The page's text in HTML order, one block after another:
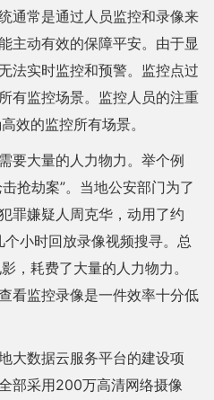
通常是通过人员监控和录像来
主动有效的保障平安。由于显
法实时监控和预警。监控点过
有监控场景。监控人员的注重
效的监控所有场景。
要大量的人力物力。举个例
抢劫案”。当地公安部门为了
罪嫌疑人周克华，动用了约
小时回放录像视频搜寻。总
，耗费了大量的人力物力。
看监控录像是一件效率十分低
大数据云服务平台的建设项
部采用200万高清网络摄像